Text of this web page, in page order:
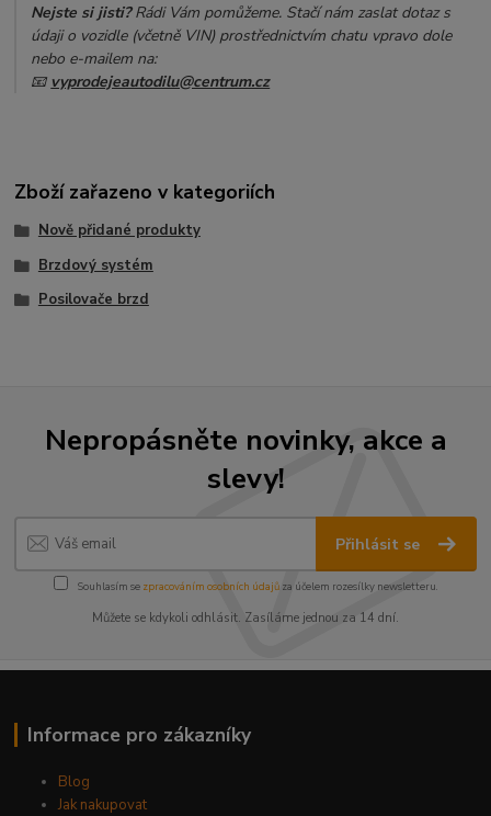
Nejste si jisti?Rádi Vám pomůžeme. Stačí nám zaslat dotaz s
údaji o vozidle (včetně VIN) prostřednictvím chatu vpravo dole
nebo e-mailem na:
📧 vyprodejeautodilu@centrum.cz
Zboží zařazeno v kategoriích
Nově přidané produkty
Brzdový systém
Posilovače brzd
Nepropásněte novinky, akce a
slevy!
Přihlásit se
Souhlasím se zpracováním osobních údajůza účelem rozesílky newsletteru.
Můžete se kdykoli odhlásit. Zasíláme jednou za 14 dní.
Informace pro zákazníky
Blog
Jak nakupovat